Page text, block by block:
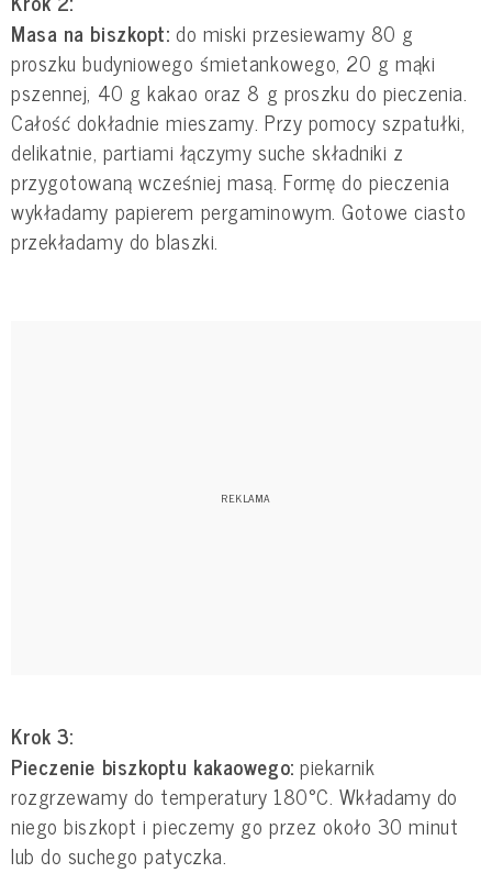
Masa na biszkopt: do miski przesiewamy 80 g
proszku budyniowego śmietankowego, 20 g mąki
pszennej, 40 g kakao oraz 8 g proszku do pieczenia.
Całość dokładnie mieszamy. Przy pomocy szpatułki,
delikatnie, partiami łączymy suche składniki z
przygotowaną wcześniej masą. Formę do pieczenia
wykładamy papierem pergaminowym. Gotowe ciasto
przekładamy do blaszki.
Krok 3:
Pieczenie biszkoptu kakaowego:piekarnik
rozgrzewamy do temperatury 180°C. Wkładamy do
niego biszkopt i pieczemy go przez około 30 minut
lub do suchego patyczka.